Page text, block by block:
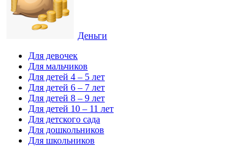
Деньги
Для девочек
Для мальчиков
Для детей 4 – 5 лет
Для детей 6 – 7 лет
Для детей 8 – 9 лет
Для детей 10 – 11 лет
Для детского сада
Для дошкольников
Для школьников